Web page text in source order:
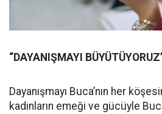
“DAYANIŞMAYI
Dayanışmayı Buca’nın her
kadınların emeği ve gücüyle